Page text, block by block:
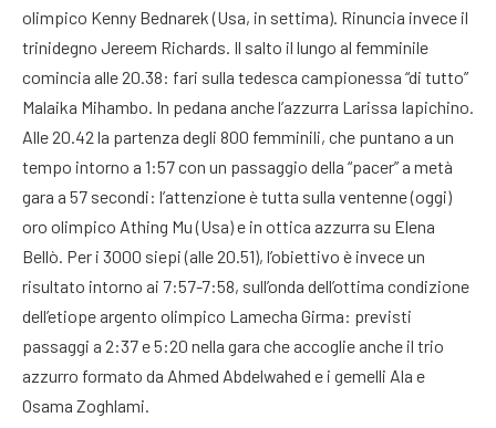
olimpico Kenny Bednarek (Usa, in settima). Rinuncia invece il
trinidegno Jereem Richards. Il salto il lungo al femminile
comincia alle 20.38: fari sulla tedesca campionessa “di tutto”
Malaika Mihambo. In pedana anche l’azzurra Larissa Iapichino.
Alle 20.42 la partenza degli 800 femminili, che puntano a un
tempo intorno a 1:57 con un passaggio della “pacer” a metà
gara a 57 secondi: l’attenzione è tutta sulla ventenne (oggi)
oro olimpico Athing Mu (Usa) e in ottica azzurra su Elena
Bellò. Per i 3000 siepi (alle 20.51), l’obiettivo è invece un
risultato intorno ai 7:57-7:58, sull’onda dell’ottima condizione
dell’etiope argento olimpico Lamecha Girma: previsti
passaggi a 2:37 e 5:20 nella gara che accoglie anche il trio
azzurro formato da Ahmed Abdelwahed e i gemelli Ala e
Osama Zoghlami.